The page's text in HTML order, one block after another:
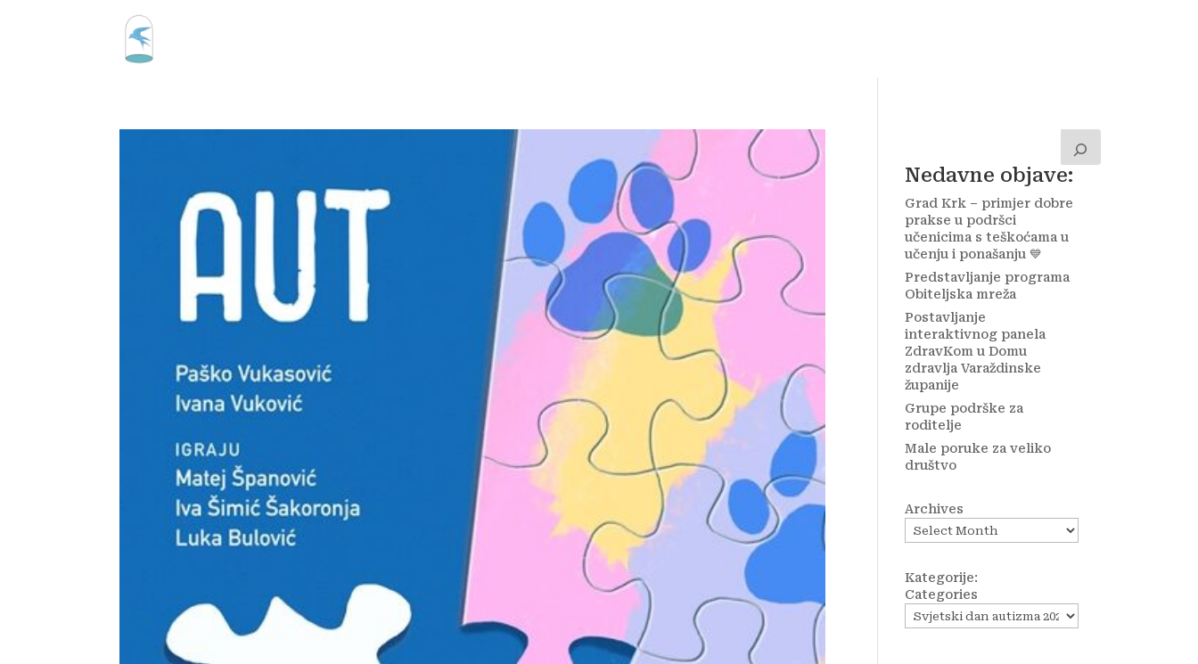
Nedavne objave:
Grad Krk – primjer dobre
prakse u podršci
učenicima s teškoćama u
učenju i ponašanju 💙
Predstavljanje programa
Obiteljska mreža
Postavljanje
interaktivnog panela
ZdravKom u Domu
zdravlja Varaždinske
županije
Grupe podrške za
roditelje
Male poruke za veliko
društvo
Archives
Kategorije:
Categories